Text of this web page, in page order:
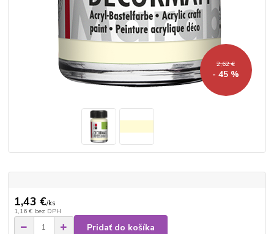
2,62 €
- 45 %
1,43 €/ks
1,16 € bez DPH
Pridať do košíka